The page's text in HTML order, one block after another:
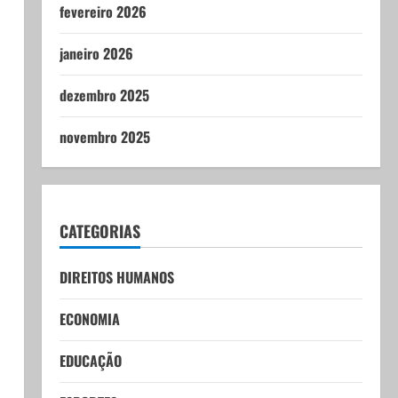
fevereiro 2026
janeiro 2026
dezembro 2025
novembro 2025
CATEGORIAS
DIREITOS HUMANOS
ECONOMIA
EDUCAÇÃO